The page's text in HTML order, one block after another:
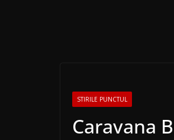
STIRILE PUNCTUL
Caravana